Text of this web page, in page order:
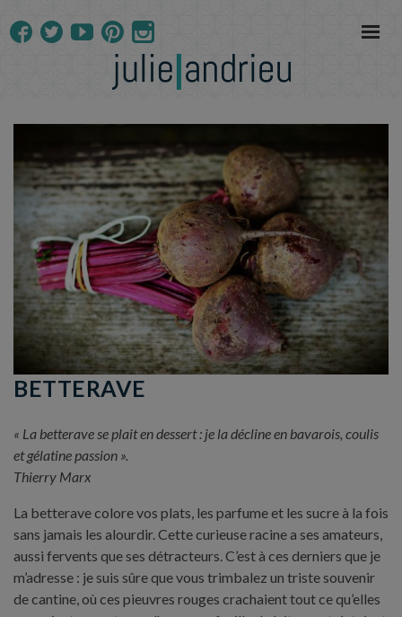
BETTERAVE
« La betterave se plait en dessert : je la décline en bavarois, coulis
et gélatine passion ».
Thierry Marx
La betterave colore vos plats, les parfume et les sucre à la fois
sans jamais les alourdir. Cette curieuse racine a ses amateurs,
aussi fervents que ses détracteurs. C’est à ces derniers que je
m’adresse : je suis sûre que vous trimbalez un triste souvenir
de cantine, où ces pieuvres rouges crachaient tout ce qu’elles